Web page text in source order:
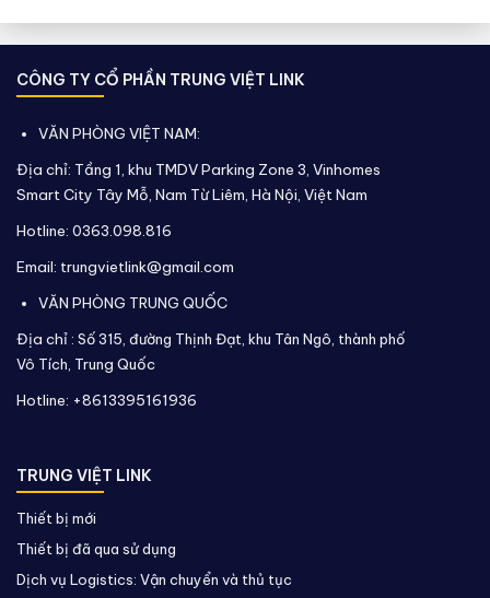
CÔNG TY CỔ PHẦN TRUNG VIỆT LINK
VĂN PHÒNG VIỆT NAM:
Địa chỉ: Tầng 1, khu TMDV Parking Zone 3, Vinhomes
Smart City Tây Mỗ, Nam Từ Liêm, Hà Nội, Việt Nam
Hotline: 0363.098.816
Email: trungvietlink@gmail.com
VĂN PHÒNG TRUNG QUỐC
Địa chỉ : Số 315, đường Thịnh Đạt, khu Tân Ngô, thành phố
Vô Tích, Trung Quốc
Hotline: +8613395161936
TRUNG VIỆT LINK
Thiết bị mới
Thiết bị đã qua sử dụng
Dịch vụ Logistics: Vận chuyển và thủ tục